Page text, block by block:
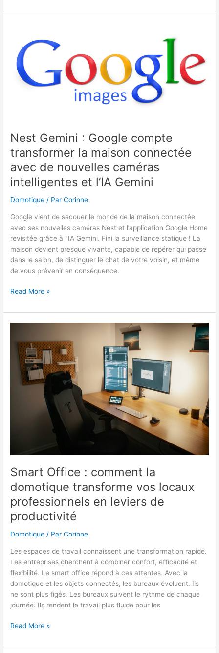
la
Verisure
Nest Gemini : Google compte
transformer la maison connectée
avec de nouvelles caméras
intelligentes et l’IA Gemini
Domotique / ParCorinne
Google vient de secouer le monde de la maison connectée
avec ses nouvelles caméras Nest et l’application Google Home
revisitée grâce à l’IA Gemini. Fini la surveillance statique ! La
maison devient presque vivante, capable de repérer qui passe
dans le salon, de distinguer le chat de votre voisin, et même
de vous prévenir en conséquence.
Nest
:
Google
transformer
maison
connectée
avec
Read More »
Smart Office : comment la
domotique transforme vos locaux
professionnels en leviers de
productivité
Domotique / ParCorinne
Les espaces de travail connaissent une transformation rapide.
Les entreprises cherchent à combiner confort, efficacité et
flexibilité. Le smart office répond à ces attentes. Avec la
domotique et les objets connectés, les bureaux évoluent. Ils
ne sont plus figés. Les bureaux suivent le rythme de chaque
journée. Ils rendent le travail plus fluide pour les
Smart
:
Read More »